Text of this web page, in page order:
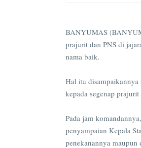
BANYUMAS
prajurit dan PNS di
nama baik.
Hal itu disampaikannya
kepada segenap
Pada jam
penyampaian Kepala
penekanannya maupun